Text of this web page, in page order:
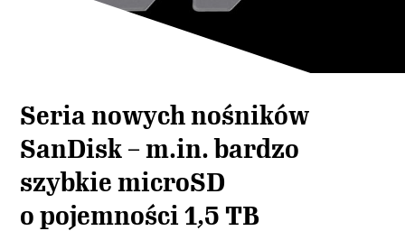
Seria nowych nośników
SanDisk – m.in. bardzo
szybkie microSD
o pojemności 1,5 TB